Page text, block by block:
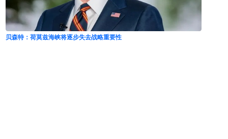
川普盟友就任哥伦比亚总统 拉美右派再下一城